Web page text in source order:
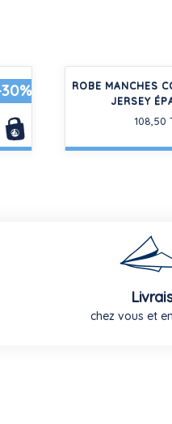
ROBE MANCHES
JERSEY
108,50
chez vous et